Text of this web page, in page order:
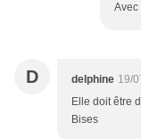
Avec
D delphine 19/
Elle doit être
Bises